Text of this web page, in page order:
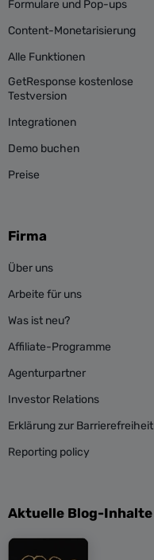
Formulare und Pop-ups
Content-Monetarisierung
Alle Funktionen
GetResponse kostenlose
Testversion
Integrationen
Demo buchen
Preise
Firma
Über uns
Arbeite für uns
Was ist neu?
Affiliate-Programme
Agenturpartner
Investor Relations
Erklärung zur Barrierefreiheit
Reporting policy
Aktuelle Blog-Inhalte